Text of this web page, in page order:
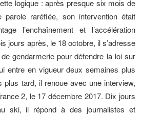
logique : après presque six mois de
raréfiée, son intervention était
l’enchaînement et l’accélération
jours après, le 18 octobre, il s’adresse
gendarmerie pour défendre la loi sur
entre en vigueur deux semaines plus
plus tard, il renoue avec une interview,
2, le 17 décembre 2017. Dix jours
ski, il répond à des journalistes et